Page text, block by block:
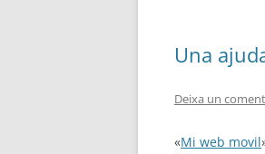
Una
Deixa un
«Mi web movil